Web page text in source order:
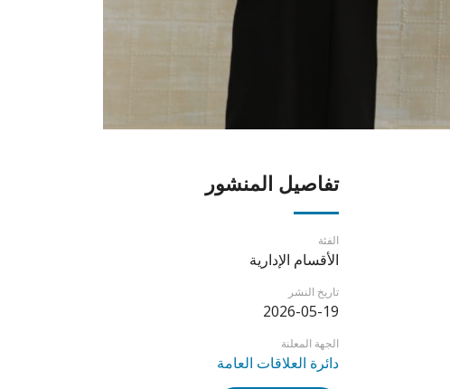
تفاصيل المنشور
الفئة
الأقسام الإدارية
تاريخ النشر
2026-05-19
الجهة المعلنة
دائرة العلاقات العامة